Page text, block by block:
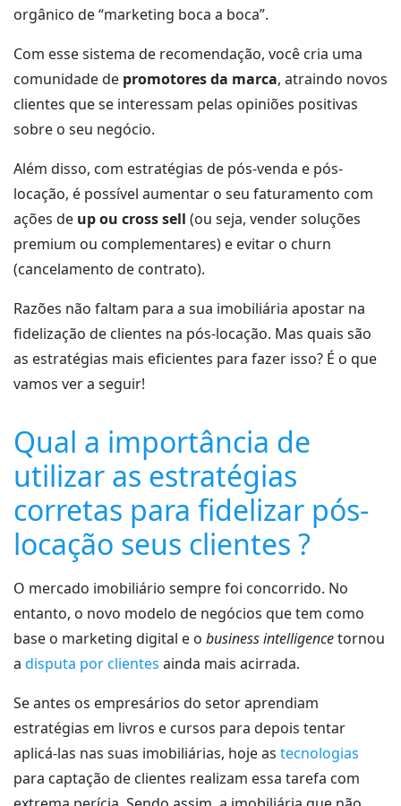
orgânico de “marketing boca a boca”.
Com esse sistema de recomendação, você cria uma
comunidade de promotores da marca, atraindo novos
clientes que se interessam pelas opiniões positivas
sobre o seu negócio.
Além disso, com estratégias de pós-venda e pós-
locação, é possível aumentar o seu faturamento com
ações de up ou cross sell (ou seja, vender soluções
premium ou complementares) e evitar o churn
(cancelamento de contrato).
Razões não faltam para a sua imobiliária apostar na
fidelização de clientes na pós-locação. Mas quais são
as estratégias mais eficientes para fazer isso? É o que
vamos ver a seguir!
Qual a importância de
utilizar as estratégias
corretas para fidelizar pós-
locação seus clientes ?
O mercado imobiliário sempre foi concorrido. No
entanto, o novo modelo de negócios que tem como
base o marketing digital e o business intelligencetornou
a disputa por clientes ainda mais acirrada.
Se antes os empresários do setor aprendiam
estratégias em livros e cursos para depois tentar
aplicá-las nas suas imobiliárias, hoje as tecnologias
para captação de clientes realizam essa tarefa com